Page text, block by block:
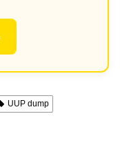
UUP dump